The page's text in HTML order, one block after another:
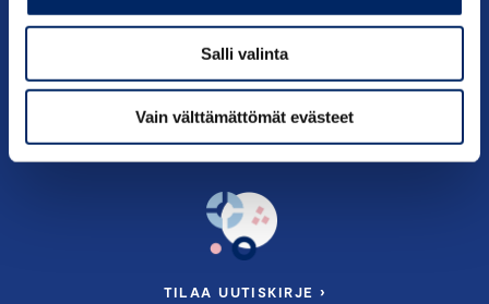
Salli valinta
Vain välttämättömät evästeet
Palvelut
Tietoa meistä
TILAA UUTISKIRJE ›